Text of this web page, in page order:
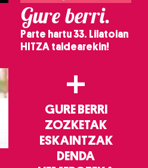
Gure berri.
Parte hartu 33. Lilatoian
HITZA taldearekin!
+
GURE BERRI
ZOZKETAK
ESKAINTZAK
DENDA